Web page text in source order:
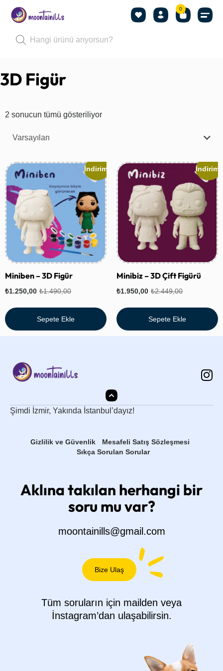
0
3D Figür
2 sonucun tümü gösteriliyor
Varsayılan
İndirim!
Miniben – 3D Figür
₺1.490,00
₺1.250,00
Sepete Ekle
İndirim!
Minibiz – 3D Çift Figürü
₺2.449,00
₺1.950,00
Sepete Ekle
Şimdi İzmir, Yakında İstanbul’dayız!
Gizlilik ve Güvenlik
Mesafeli Satış Sözleşmesi
Sıkça Sorulan Sorular
Aklına takılan herhangi bir
soru mu var?
moontainills@gmail.com
Bize Ulaş
Tüm soruların için mailden veya
İnstagram’dan ulaşabilirsin.